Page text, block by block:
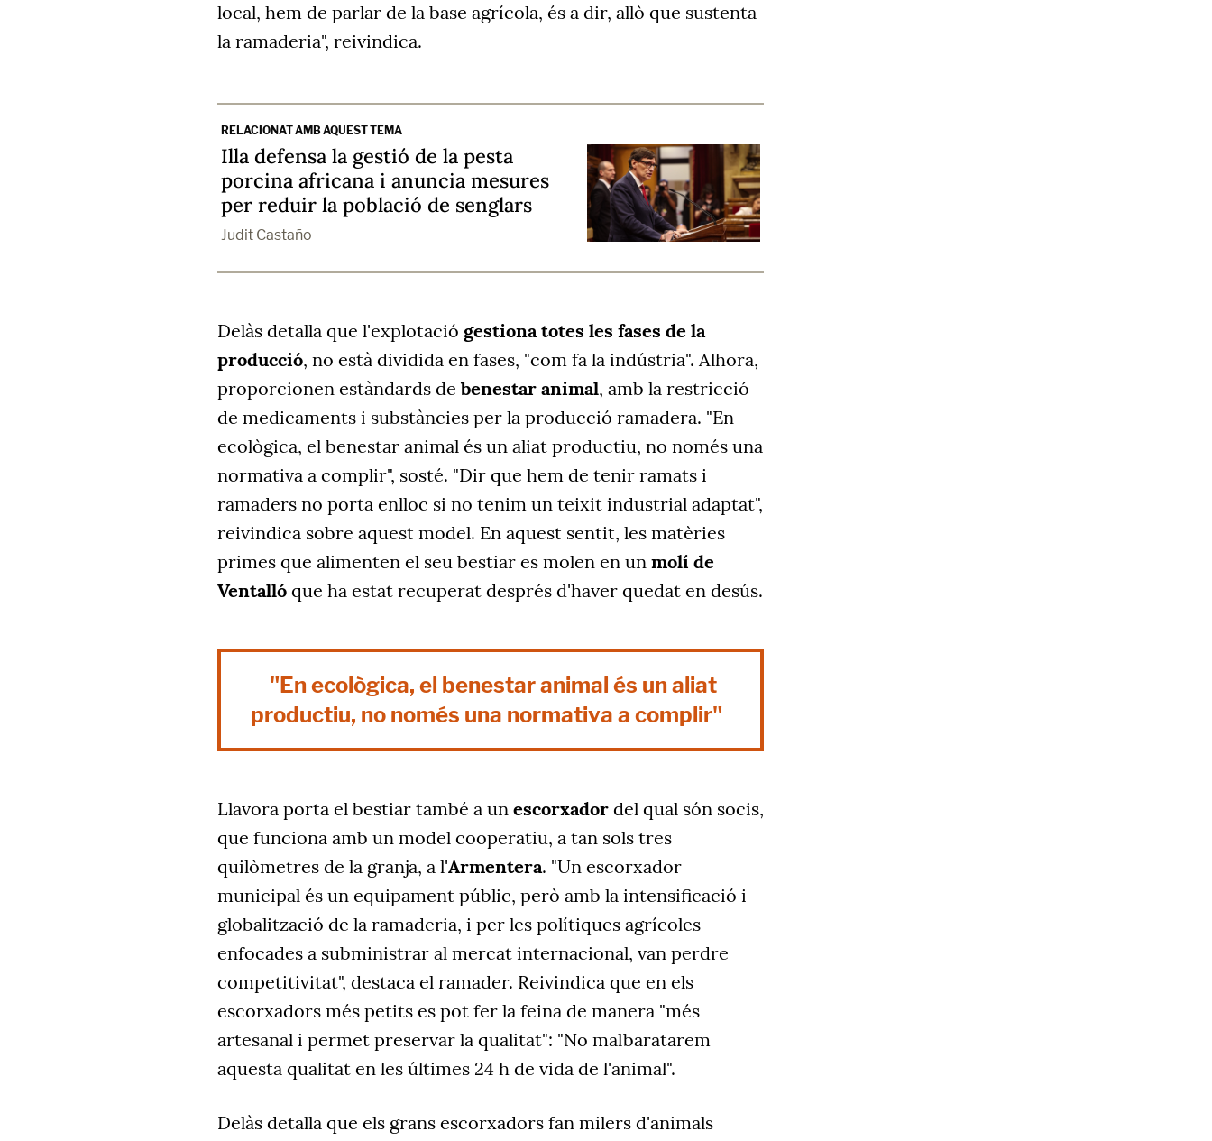
local, hem de parlar de la base agrícola, és a dir, allò que sustenta
la ramaderia", reivindica.
RELACIONAT AMB AQUEST TEMA
Illa defensa la gestió de la pesta
porcina africana i anuncia mesures
per reduir la població de senglars
Judit Castaño
Delàs detalla que l'explotació gestiona totes les fases de la
producció, no està dividida en fases, "com fa la indústria". Alhora,
proporcionen estàndards de benestar animal, amb la restricció
de medicaments i substàncies per la producció ramadera. "En
ecològica, el benestar animal és un aliat productiu, no només una
normativa a complir", sosté. "Dir que hem de tenir ramats i
ramaders no porta enlloc si no tenim un teixit industrial adaptat",
reivindica sobre aquest model. En aquest sentit, les matèries
primes que alimenten el seu bestiar es molen en un molí de
Ventalló que ha estat recuperat després d'haver quedat en desús.
"En ecològica, el benestar animal és un aliat
productiu, no només una normativa a complir"
Llavora porta el bestiar també a un escorxador del qual són socis,
que funciona amb un model cooperatiu, a tan sols tres
quilòmetres de la granja, a l'Armentera. "Un escorxador
municipal és un equipament públic, però amb la intensificació i
globalització de la ramaderia, i per les polítiques agrícoles
enfocades a subministrar al mercat internacional, van perdre
competitivitat", destaca el ramader. Reivindica que en els
escorxadors més petits es pot fer la feina de manera "més
artesanal i permet preservar la qualitat": "No malbaratarem
aquesta qualitat en les últimes 24 h de vida de l'animal".
Delàs detalla que els grans escorxadors fan milers d'animals